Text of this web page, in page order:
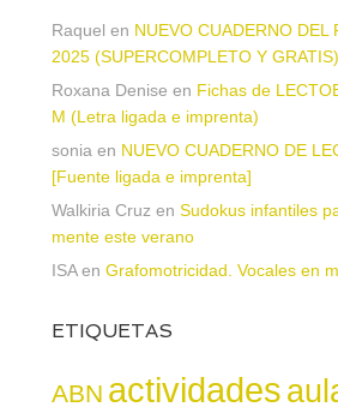
Raquel en NUEVO CUADERNO DEL
2025 (SUPERCOMPLETO Y GRATIS)
Roxana Denise en Fichas de
M (Letra ligada e imprenta)
sonia en NUEVO CUADERNO DE
[Fuente ligada e imprenta]
Walkiria Cruz en Sudokus infantiles
mente este verano
ISAen Grafomotricidad. Vocales en
ETIQUETAS
ABN actividades